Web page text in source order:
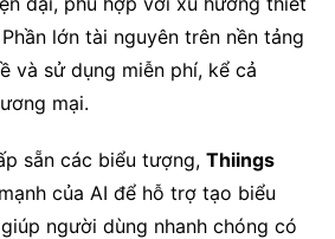
lớn tài nguyên trên nền tảng
và sử dụng miễn phí, kể cả
mại.
sẵn các biểu tượng, Thiings
của AI để hỗ trợ tạo biểu
người dùng nhanh chóng có